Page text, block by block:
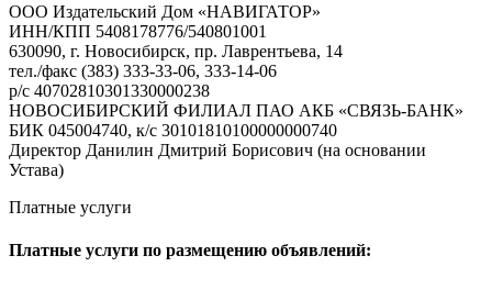
ООО Издательский Дом «НАВИГАТОР»
ИНН/КПП 5408178776/540801001
630090, г. Новосибирск, пр. Лаврентьева, 14
тел./факс (383) 333-33-06, 333-14-06
р/с 40702810301330000238
НОВОСИБИРСКИЙ ФИЛИАЛ ПАО АКБ «СВЯЗЬ-БАНК»
БИК 045004740, к/с 30101810100000000740
Директор Данилин Дмитрий Борисович (на основании
Устава)
Платные услуги
Платные услуги по размещению объявлений: